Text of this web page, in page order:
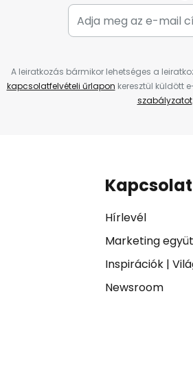
A leiratkozás bármikor lehetséges a
kapcsolatfelvételi űrlapon keresztül küldött
szabályzatot
Hírlevél
Marketing
Inspirációk|
Newsroom